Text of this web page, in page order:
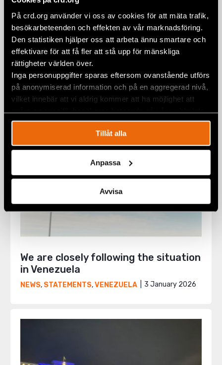
På crd.org använder vi oss av cookies för att mäta trafik,
besökarbeteenden och effekten av vår marknadsföring.
Den statistiken hjälper oss att arbeta ännu smartare och
effektivare för att få fler att stå upp för mänskliga
rättigheter världen över.
Inga personuppgifter sparas eftersom ovanstående utförs
på anonymiserad information och på en aggregerad nivå,
vilket innebär att vi aldrig kommer att ha möjlighet att
spåra en specifik besökares beteende på vår webbplats.
Tillåt alla
Anpassa
Avvisa
We call on Kyrgyzstan to free
journalist Tajibek kyzy
KYRGYZSTAN NEWS
STATEMENTS
30 January 2026
We are closely following the situation
in Venezuela
NEWS, STATEMENTS,VENEZUELA 3 January 2026